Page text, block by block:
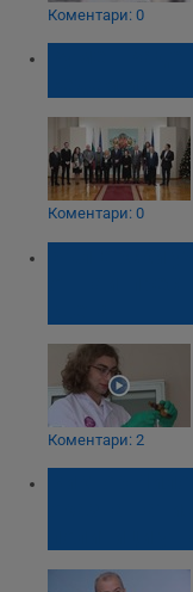
Коментари: 0
Коментари: 0
Коментари: 2